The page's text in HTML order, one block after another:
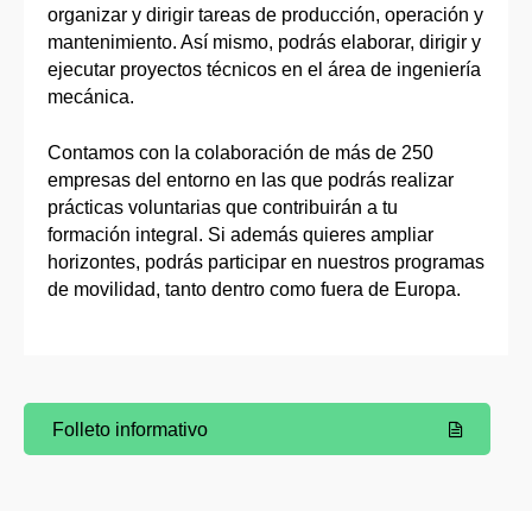
organizar y dirigir tareas de producción, operación y
mantenimiento. Así mismo, podrás elaborar, dirigir y
ejecutar proyectos técnicos en el área de ingeniería
mecánica.
Contamos con la colaboración de más de 250
empresas del entorno en las que podrás realizar
prácticas voluntarias que contribuirán a tu
formación integral. Si además quieres ampliar
horizontes, podrás participar en nuestros programas
de movilidad, tanto dentro como fuera de Europa.
(Abre una nueva ventana)
Folleto informativo